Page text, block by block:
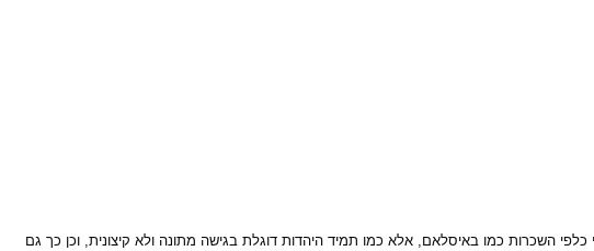
השכרות כמו באיסלאם, אלא כמו תמיד היהדות דוגלת בגישה מתונה ולא קיצונית, וכן כך גם